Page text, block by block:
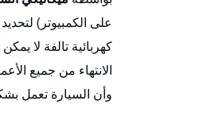
على الكمبيوتر)
كهربائية تالفة لا
الانتهاء من جميع
وأن السيارة تعمل